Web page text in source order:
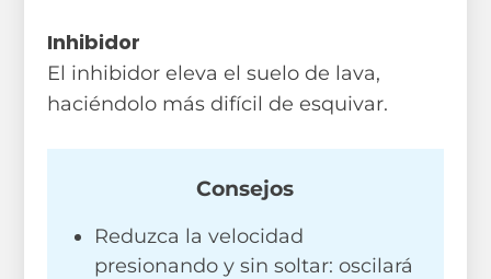
Inhibidor
El inhibidor eleva el suelo de lava,
haciéndolo más difícil de esquivar.
Consejos
Reduzca la velocidad
presionando y sin soltar: oscilará